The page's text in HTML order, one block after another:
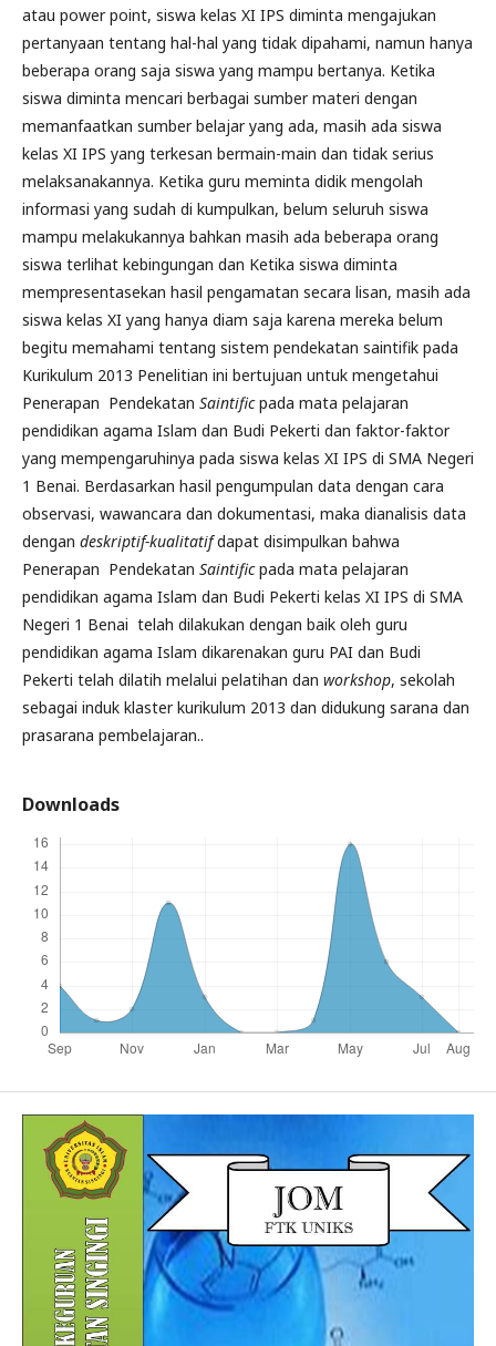
atau power point, siswa kelas XI IPS diminta mengajukan
pertanyaan tentang hal-hal yang tidak dipahami, namun hanya
beberapa orang saja siswa yang mampu bertanya. Ketika
siswa diminta mencari berbagai sumber materi dengan
memanfaatkan sumber belajar yang ada, masih ada siswa
kelas XI IPS yang terkesan bermain-main dan tidak serius
melaksanakannya. Ketika guru meminta didik mengolah
informasi yang sudah di kumpulkan, belum seluruh siswa
mampu melakukannya bahkan masih ada beberapa orang
siswa terlihat kebingungan dan Ketika siswa diminta
mempresentasekan hasil pengamatan secara lisan, masih ada
siswa kelas XI yang hanya diam saja karena mereka belum
begitu memahami tentang sistem pendekatan saintifik pada
Kurikulum 2013 Penelitian ini bertujuan untuk mengetahui
Penerapan Pendekatan Saintificpada mata pelajaran
pendidikan agama Islam dan Budi Pekerti dan faktor-faktor
yang mempengaruhinya pada siswa kelas XI IPS di SMA Negeri
1 Benai. Berdasarkan hasil pengumpulan data dengan cara
observasi, wawancara dan dokumentasi, maka dianalisis data
dengan deskriptif-kualitatifdapat disimpulkan bahwa
Penerapan Pendekatan Saintificpada mata pelajaran
pendidikan agama Islam dan Budi Pekerti kelas XI IPS di SMA
Negeri 1 Benai telah dilakukan dengan baik oleh guru
pendidikan agama Islam dikarenakan guru PAI dan Budi
Pekerti telah dilatih melalui pelatihan dan workshop, sekolah
sebagai induk klaster kurikulum 2013 dan didukung sarana dan
prasarana pembelajaran..
Downloads